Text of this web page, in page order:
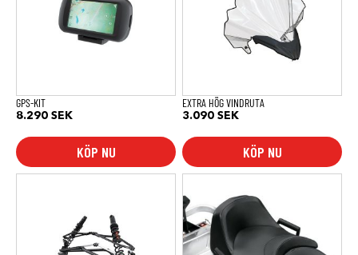
GPS-KIT
8.290 SEK
KÖP NU
EXTRA HÖG VINDRUTA
3.090 SEK
KÖP NU